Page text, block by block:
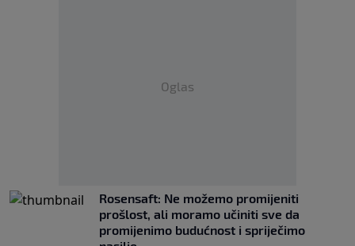
Oglas
Rosensaft: Ne možemo promijeniti
prošlost, ali moramo učiniti sve da
promijenimo budućnost i spriječimo